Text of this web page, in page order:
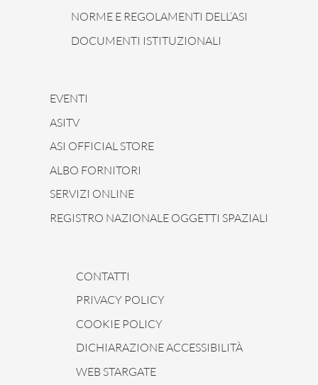
NORME E REGOLAMENTI DELL’ASI
DOCUMENTI ISTITUZIONALI
EVENTI
ASITV
ASI OFFICIAL STORE
ALBO FORNITORI
SERVIZI ONLINE
REGISTRO NAZIONALE OGGETTI SPAZIALI
CONTATTI
PRIVACY POLICY
COOKIE POLICY
DICHIARAZIONE ACCESSIBILITÀ
WEB STARGATE